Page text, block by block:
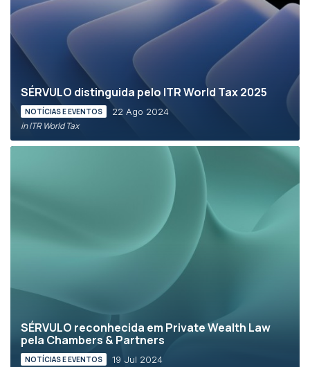
SÉRVULO distinguida pelo ITR World Tax 2025
NOTÍCIAS E EVENTOS 22 Ago 2024
in ITR World Tax
SÉRVULO reconhecida em Private Wealth Law
pela Chambers & Partners
NOTÍCIAS E EVENTOS 19 Jul 2024